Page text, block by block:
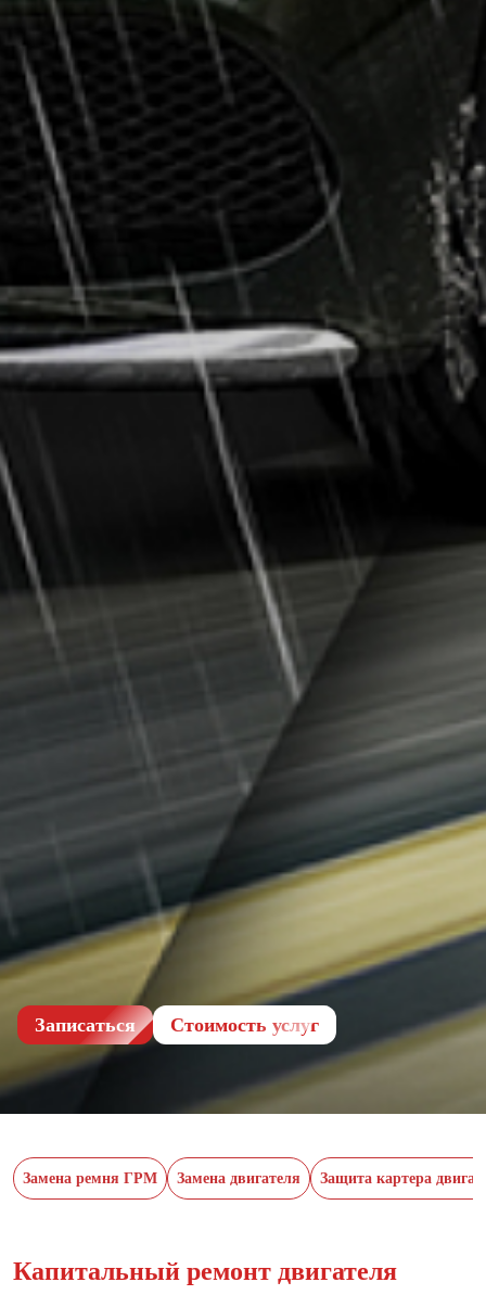
Записаться Cтоимость услуг
Замена ремня ГРМ Замена двигателя Защита картера
Капитальный ремонт двигателя